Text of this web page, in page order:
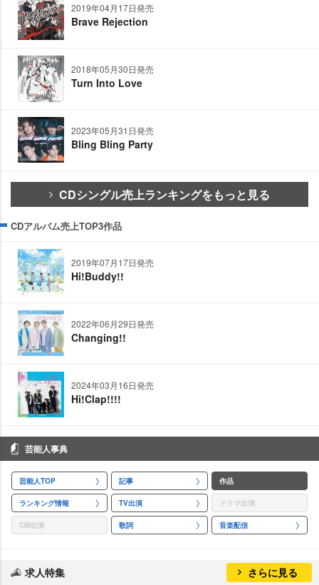
2019年04月17日発売
Brave Rejection
2018年05月30日発売
Turn Into Love
2023年05月31日発売
Bling Bling Party
CDシングル売上ランキングをもっと見る
CDアルバム売上TOP3作品
2019年07月17日発売
Hi!Buddy!!
2022年06月29日発売
Changing!!
2024年03月16日発売
Hi!Clap!!!!
芸能人事典
芸能人TOP 記事 作品
ランキング情報 TV出演 ドラマ出演
CM出演 歌詞 音楽配信
求人特集 さらに見る